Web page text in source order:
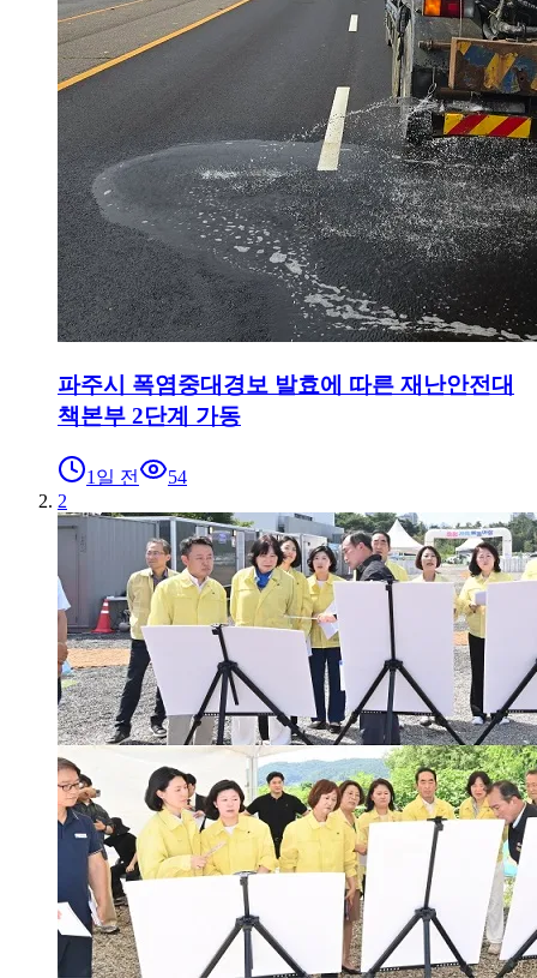
파주시 폭염중대경보 발효에 따른 재난안전대
책본부 2단계 가동
1일 전
54
2